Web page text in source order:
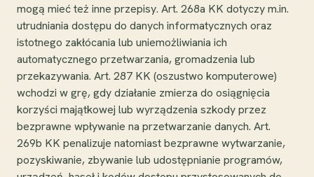
mogą mieć też inne przepisy. Art. 268a KK dotyczy m.in.
utrudniania dostępu do danych informatycznych oraz
istotnego zakłócania lub uniemożliwiania ich
automatycznego przetwarzania, gromadzenia lub
przekazywania. Art. 287 KK (oszustwo komputerowe)
wchodzi w grę, gdy działanie zmierza do osiągnięcia
korzyści majątkowej lub wyrządzenia szkody przez
bezprawne wpływanie na przetwarzanie danych. Art.
269b KK penalizuje natomiast bezprawne wytwarzanie,
pozyskiwanie, zbywanie lub udostępnianie programów,